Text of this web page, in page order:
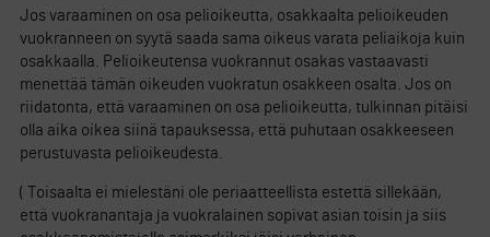
Jos varaaminen on osa pelioikeutta, osakkaalta pelioikeuden
vuokranneen on syytä saada sama oikeus varata peliaikoja kuin
osakkaalla. Pelioikeutensa vuokrannut osakas vastaavasti
menettää tämän oikeuden vuokratun osakkeen osalta. Jos on
riidatonta, että varaaminen on osa pelioikeutta, tulkinnan pitäisi
olla aika oikea siinä tapauksessa, että puhutaan osakkeeseen
perustuvasta pelioikeudesta.
( Toisaalta ei mielestäni ole periaatteellista estettä sillekään,
että vuokranantaja ja vuokralainen sopivat asian toisin ja siis